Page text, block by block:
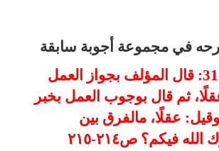
في مجموعة أجوبة سابقة
السؤال 31: قال المؤلف بجواز العمل
ثم قال بوجوب العمل بخبر
عقلًا، مالفرق بين
فيكم؟ ص٢١٤-٢١٥